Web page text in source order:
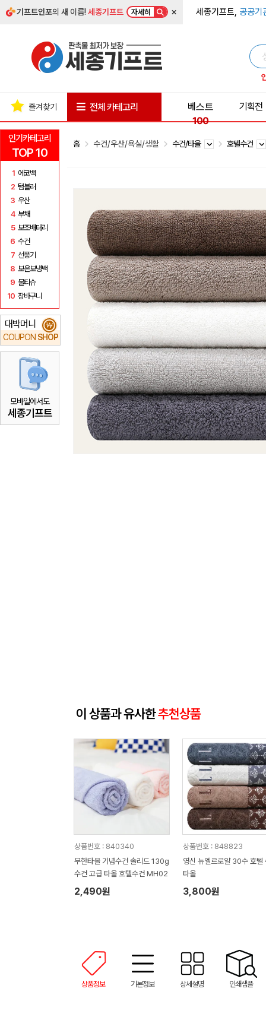
기프트인포의 새 이름!세종기프트 자세히 × 세종기프트, 공공기
인기카테고리
TOP 10
1 에코백
2 텀블러
3 우산
4 부채
5 보조배터리
6 수건
7 선풍기
8 보온보냉백
9 물티슈
10 장바구니
대박머니
COUPON SHOP
₩
모바일에서도
세종기프트
즐겨찾기 전체 카테고리
베스트
100
기획전
홈 수건/우산/욕실/생활 수건/타올 호텔수건
이 상품과 유사한추천상품
상품번호 : 840340
무한타올 기념수건 솔리드 130g
수건 고급 타올 호텔수건 MH02
2,490원
상품번호 : 848823
영신 뉴엘르로얄 30수 호텔
타올
3,800원
상품정보 기본정보 상세설명 인쇄샘플